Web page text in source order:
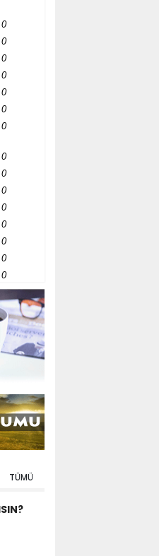
0
0
0
0
0
0
0
0
0
0
0
0
0
0
0
TÜMÜ